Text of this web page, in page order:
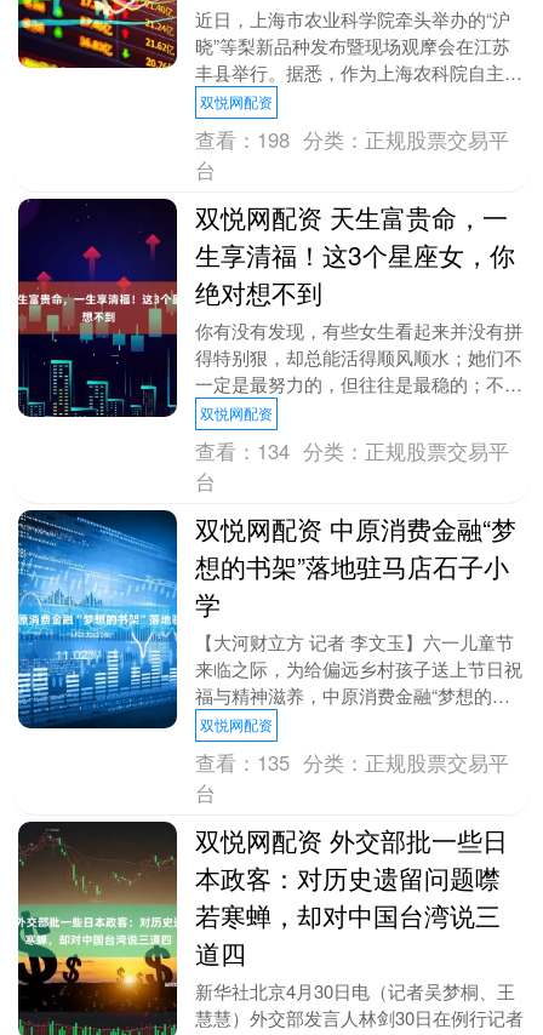
近日，上海市农业科学院牵头举办的“沪
晓”等梨新品种发布暨现场观摩会在江苏
丰县举行。据悉，作为上海农科院自主选
育的优质梨新品种，“沪晓”精准补齐了长
三角夏季早熟梨....
双悦网配资
查看： 198 分类： 正规股票交易平
台
双悦网配资 天生富贵命，一
生享清福！这3个星座女，你
绝对想不到
你有没有发现，有些女生看起来并没有拼
得特别狠，却总能活得顺风顺水；她们不
一定是最努力的，但往往是最稳的；不一
定站在风口浪尖，却总能在关键时刻踩对
节奏。你以为她只....
双悦网配资
查看： 134 分类： 正规股票交易平
台
双悦网配资 中原消费金融“梦
想的书架”落地驻马店石子小
学
【大河财立方 记者 李文玉】六一儿童节
来临之际，为给偏远乡村孩子送上节日祝
福与精神滋养，中原消费金融“梦想的书
架”公益项目再度启航，走进驻马店市泌
阳县郭集镇石子....
双悦网配资
查看： 135 分类： 正规股票交易平
台
双悦网配资 外交部批一些日
本政客：对历史遗留问题噤
若寒蝉，却对中国台湾说三
道四
新华社北京4月30日电（记者吴梦桐、王
慧慧）外交部发言人林剑30日在例行记者